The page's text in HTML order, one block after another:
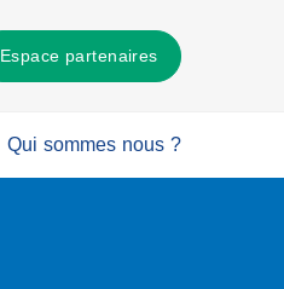
Espace partenaires
Qui sommes nous ?